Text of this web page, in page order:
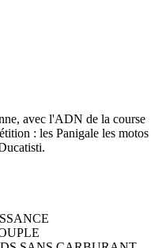
avec l'ADN de la course
: les Panigale les motos